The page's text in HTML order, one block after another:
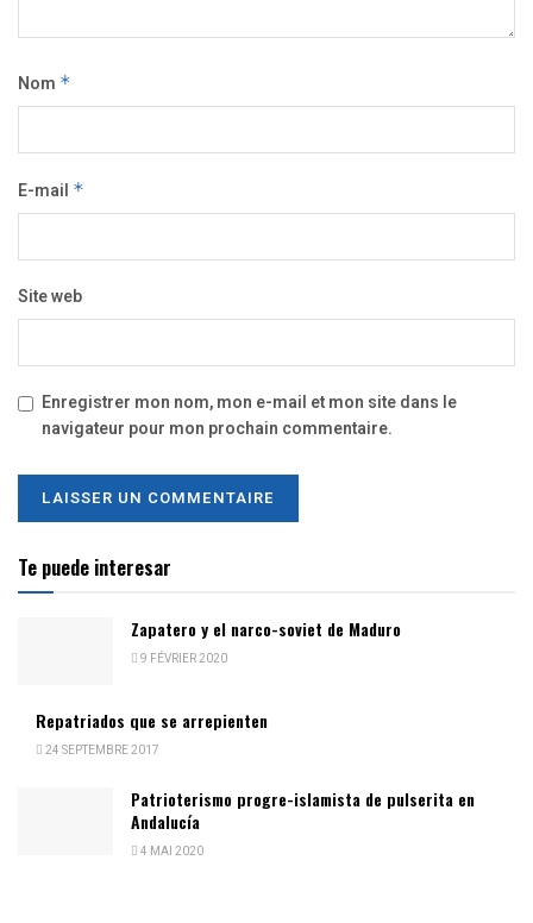
Nom *
E-mail *
Site web
Enregistrer mon nom, mon e-mail et mon site dans le
navigateur pour mon prochain commentaire.
Te puede interesar
Zapatero y el narco-soviet de Maduro
9 FÉVRIER 2020
Repatriados que se arrepienten
24 SEPTEMBRE 2017
Patrioterismo progre-islamista de pulserita en
Andalucía
4 MAI 2020